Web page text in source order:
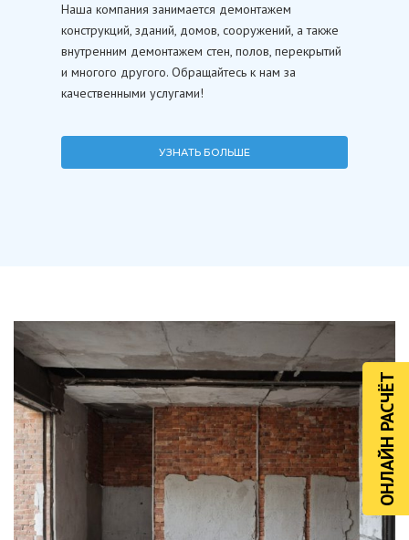
ОНЛАЙН РАСЧЁТ
Наша компания занимается демонтажем
конструкций, зданий, домов, сооружений, а также
внутренним демонтажем стен, полов, перекрытий
и многого другого. Обращайтесь к нам за
качественными услугами!
УЗНАТЬ БОЛЬШЕ